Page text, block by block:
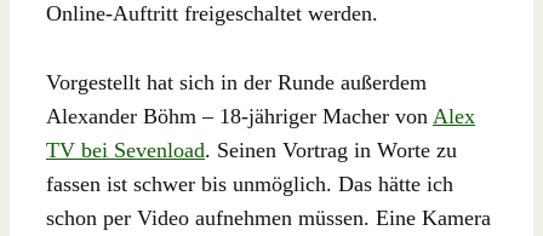
Online-Auftritt freigeschaltet werden.
Vorgestellt hat sich in der Runde außerdem
Alexander Böhm – 18-jähriger Macher von Alex
TV bei Sevenload. Seinen Vortrag in Worte zu
fassen ist schwer bis unmöglich. Das hätte ich
schon per Video aufnehmen müssen. Eine Kamera